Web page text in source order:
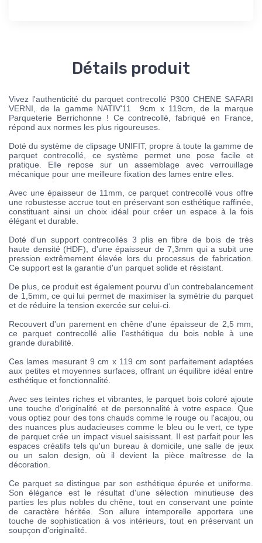
Détails produit
Vivez l'authenticité du parquet contrecollé P300 CHENE SAFARI
VERNI, de la gamme NATIV'11 9cm x 119cm, de la marque
Parqueterie Berrichonne ! Ce contrecollé, fabriqué en France,
répond aux normes les plus rigoureuses.
Doté du système de clipsage UNIFIT, propre à toute la gamme de
parquet contrecollé, ce système permet une pose facile et
pratique. Elle repose sur un assemblage avec verrouillage
mécanique pour une meilleure fixation des lames entre elles.
Avec une épaisseur de 11mm, ce parquet contrecollé vous offre
une robustesse accrue tout en préservant son esthétique raffinée,
constituant ainsi un choix idéal pour créer un espace à la fois
élégant et durable.
Doté d'un support contrecollés 3 plis en fibre de bois de très
haute densité (HDF), d'une épaisseur de 7,3mm qui a subit une
pression extrêmement élevée lors du processus de fabrication.
Ce support est la garantie d'un parquet solide et résistant.
De plus, ce produit est également pourvu d'un contrebalancement
de 1,5mm, ce qui lui permet de maximiser la symétrie du parquet
et de réduire la tension exercée sur celui-ci.
Recouvert d'un parement en chêne d'une épaisseur de 2,5 mm,
ce parquet contrecollé allie l'esthétique du bois noble à une
grande durabilité.
Ces lames mesurant 9 cm x 119 cm sont parfaitement adaptées
aux petites et moyennes surfaces, offrant un équilibre idéal entre
esthétique et fonctionnalité.
Avec ses teintes riches et vibrantes, le parquet bois coloré ajoute
une touche d'originalité et de personnalité à votre espace. Que
vous optiez pour des tons chauds comme le rouge ou l'acajou, ou
des nuances plus audacieuses comme le bleu ou le vert, ce type
de parquet crée un impact visuel saisissant. Il est parfait pour les
espaces créatifs tels qu'un bureau à domicile, une salle de jeux
ou un salon design, où il devient la pièce maîtresse de la
décoration.
Ce parquet se distingue par son esthétique épurée et uniforme.
Son élégance est le résultat d'une sélection minutieuse des
parties les plus nobles du chêne, tout en conservant une pointe
de caractère héritée. Son allure intemporelle apportera une
touche de sophistication à vos intérieurs, tout en préservant un
soupçon d'originalité.